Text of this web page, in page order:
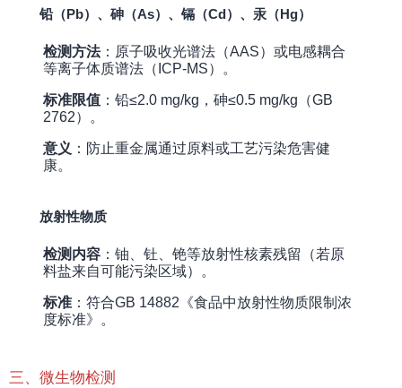
铅（Pb）、砷（As）、镉（Cd）、汞（Hg）
检测方法：原子吸收光谱法（AAS）或电感耦合
等离子体质谱法（ICP-MS）。
标准限值 ：铅≤2.0 mg/kg，砷≤0.5 mg/kg（GB
2762）。
意义 ：防止重金属通过原料或工艺污染危害健
康。
放射性物质
检测内容 ：铀、钍、铯等放射性核素残留（若原
料盐来自可能污染区域）。
标准 ：符合GB 14882《食品中放射性物质限制浓
度标准》。
三、微生物检测